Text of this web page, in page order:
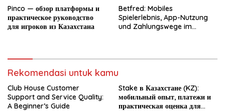
Pinco — обзор платформы и
практическое руководство
для игроков из Казахстана
Betfred: Mobiles
Spielerlebnis, App-Nutzung
und Zahlungswege im
Rekomendasi untuk kamu
Club House Customer
Support and Service Quality:
A Beginner’s Guide
Stake в Казахстане (KZ):
мобильный опыт, платежи и
практическая оценка для